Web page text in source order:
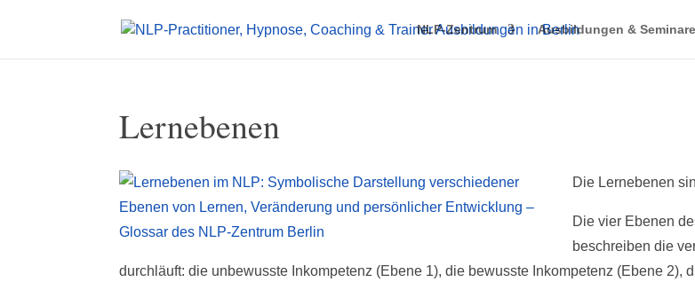
NLP-Zentrum Ausbildungen & Seminare
Lernebenen
Die Lernebenen
Die vier Ebenen
beschreiben die
durchläuft: die unbewusste Inkompetenz (Ebene 1), die bewusste Inkompetenz (Ebene 2),